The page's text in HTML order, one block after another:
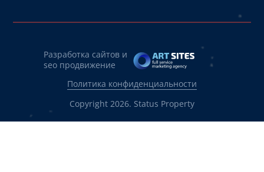
Разработка сайтов и
seo продвижение
Политика конфиденциальности
Copyright 2026. Status Property